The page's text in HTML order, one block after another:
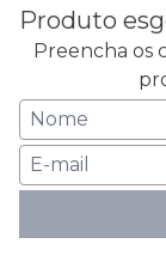
Produto
Preencha os